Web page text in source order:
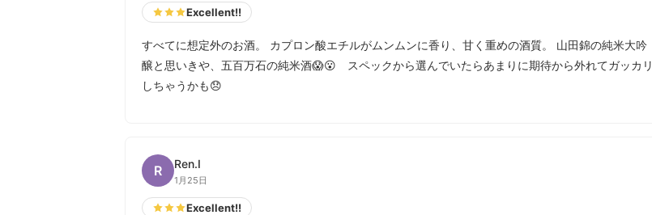
Excellent!!
すべてに想定外のお酒。 カプロン酸エチルがムンムンに香り、甘く重めの酒質。 山田錦の純米大吟
醸と思いきや、五百万石の純米酒😱😮 スペックから選んでいたらあまりに期待から外れてガッカリ
しちゃうかも😞
R Ren.I
1月25日
Excellent!!